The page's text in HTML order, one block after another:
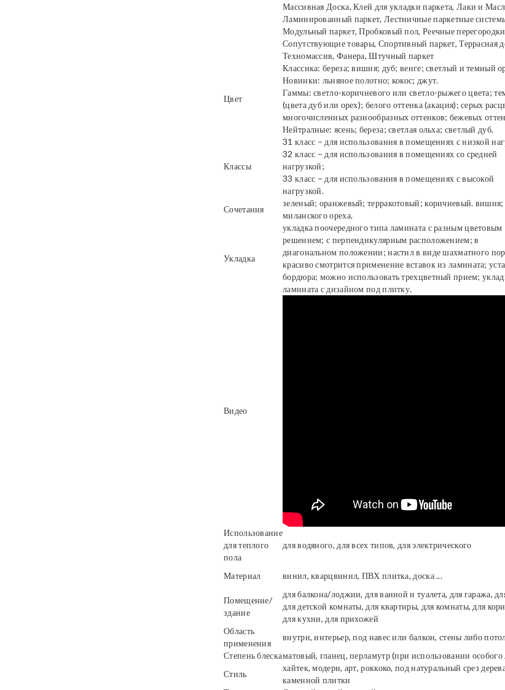
Массивная Доска, Клей для укладки паркета, Лаки и
Ламинированный паркет, Лестничные паркетные
Модульный паркет, Пробковый пол, Реечные
Сопутствующие товары, Спортивный паркет, Террасная
Техномассив, Фанера, Штучный паркет
Цвет
Классика: береза; вишня; дуб; венге; светлый и темный
Новинки: льняное полотно; кокос; джут.
Гаммы: светло-коричневого или светло-рыжего цвета;
(цвета дуб или орех); белого оттенка (акация); серых
многочисленных разнообразных оттенков; бежевых
Нейтралные: ясень; береза; светлая ольха; светлый дуб.
Классы
31 класс – для использования в помещениях с низкой
32 класс – для использования в помещениях со средней
нагрузкой;
33 класс – для использования в помещениях с высокой
нагрузкой.
Сочетания
зеленый; оранжевый; терракотовый; коричневый. вишня;
миланского ореха.
Укладка
укладка поочередного типа ламината с разным цветовым
решением; с перпендикулярным расположением; в
диагональном положении; настил в виде шахматного
красиво смотрится применение вставок из ламината;
бордюра; можно использовать трехцветный прием;
ламината с дизайном под плитку.
Видео
Использование
для теплого
пола
для водяного, для всех типов, для электрического
Материал винил, кварцвинил, ПВХ плитка, доска ...
Помещение/
здание
для балкона/лоджии, для ванной и туалета, для гаража,
для детской комнаты, для квартиры, для комнаты, для
для кухни, для прихожей
Область
применения
внутри, интерьер, под навес или балкон, стены либо
Степень блескаматовый, гланец, перламутр (при использовании особого
Стиль
хайтек, модерн, арт, роккоко, под натуральный срез
каменной плитки